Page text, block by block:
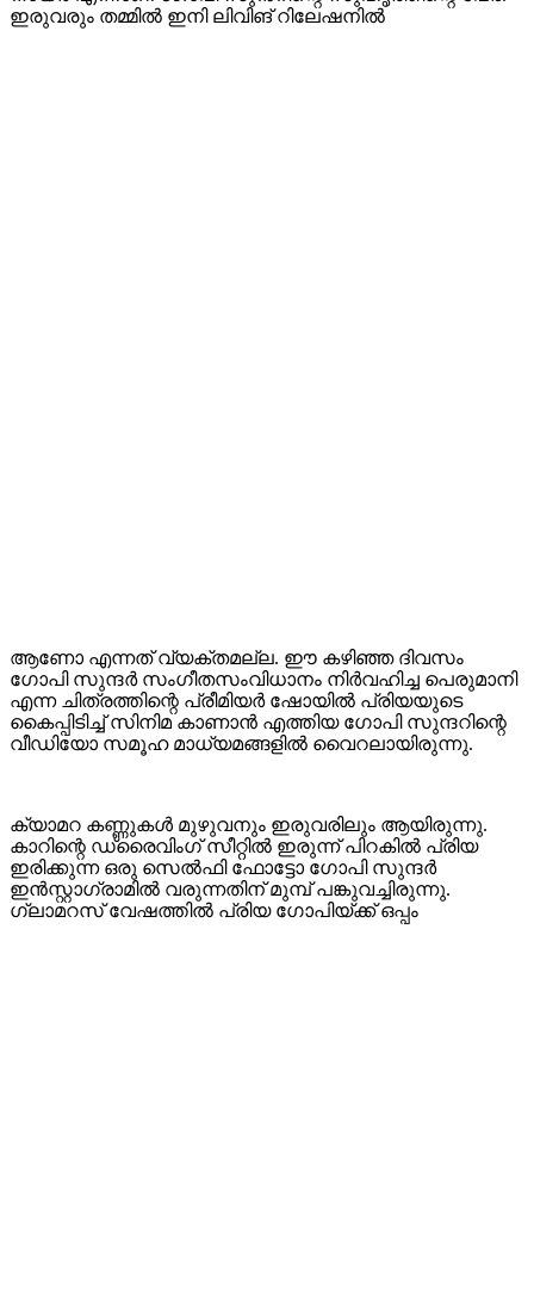
ഇരുവരും തമ്മിൽ ഇനി ലിവിങ് റിലേഷനിൽ
ആണോ എന്നത് വ്യക്തമല്ല. ഈ കഴിഞ്ഞ ദിവസം
ഗോപി സുന്ദർ സംഗീതസംവിധാനം നിർവഹിച്ച പെരുമാനി
എന്ന ചിത്രത്തിന്റെ പ്രീമിയർ ഷോയിൽ പ്രിയയുടെ
കൈപ്പിടിച്ച് സിനിമ കാണാൻ എത്തിയ ഗോപി സുന്ദറിന്റെ
വീഡിയോ സമൂഹ മാധ്യമങ്ങളിൽ വൈറലായിരുന്നു.
ക്യാമറ കണ്ണുകൾ മുഴുവനും ഇരുവരിലും ആയിരുന്നു.
കാറിന്റെ ഡ്രൈവിംഗ് സീറ്റിൽ ഇരുന്ന് പിറകിൽ പ്രിയ
ഇരിക്കുന്ന ഒരു സെൽഫി ഫോട്ടോ ഗോപി സുന്ദർ
ഇൻസ്റ്റാഗ്രാമിൽ വരുന്നതിന് മുമ്പ് പങ്കുവച്ചിരുന്നു.
ഗ്ലാമറസ് വേഷത്തിൽ പ്രിയ ഗോപിയ്ക്ക് ഒപ്പം